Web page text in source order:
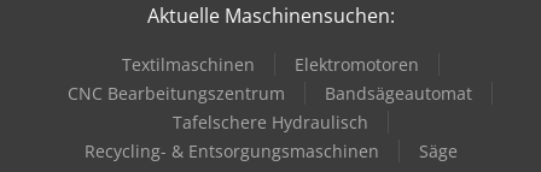
Aktuelle Maschinensuchen:
Textilmaschinen
Elektromotoren
CNC Bearbeitungszentrum
Bandsägeautomat
Tafelschere Hydraulisch
Recycling- & Entsorgungsmaschinen
Säge